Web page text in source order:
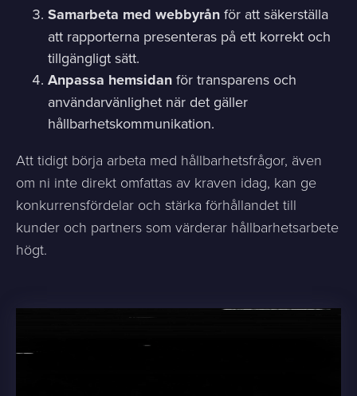
Samarbeta med webbyrån för att säkerställa
att rapporterna presenteras på ett korrekt och
tillgängligt sätt.
Anpassa hemsidan för transparens och
användarvänlighet när det gäller
hållbarhetskommunikation.
Att tidigt börja arbeta med hållbarhetsfrågor, även
om ni inte direkt omfattas av kraven idag, kan ge
konkurrensfördelar och stärka förhållandet till
kunder och partners som värderar hållbarhetsarbete
högt.